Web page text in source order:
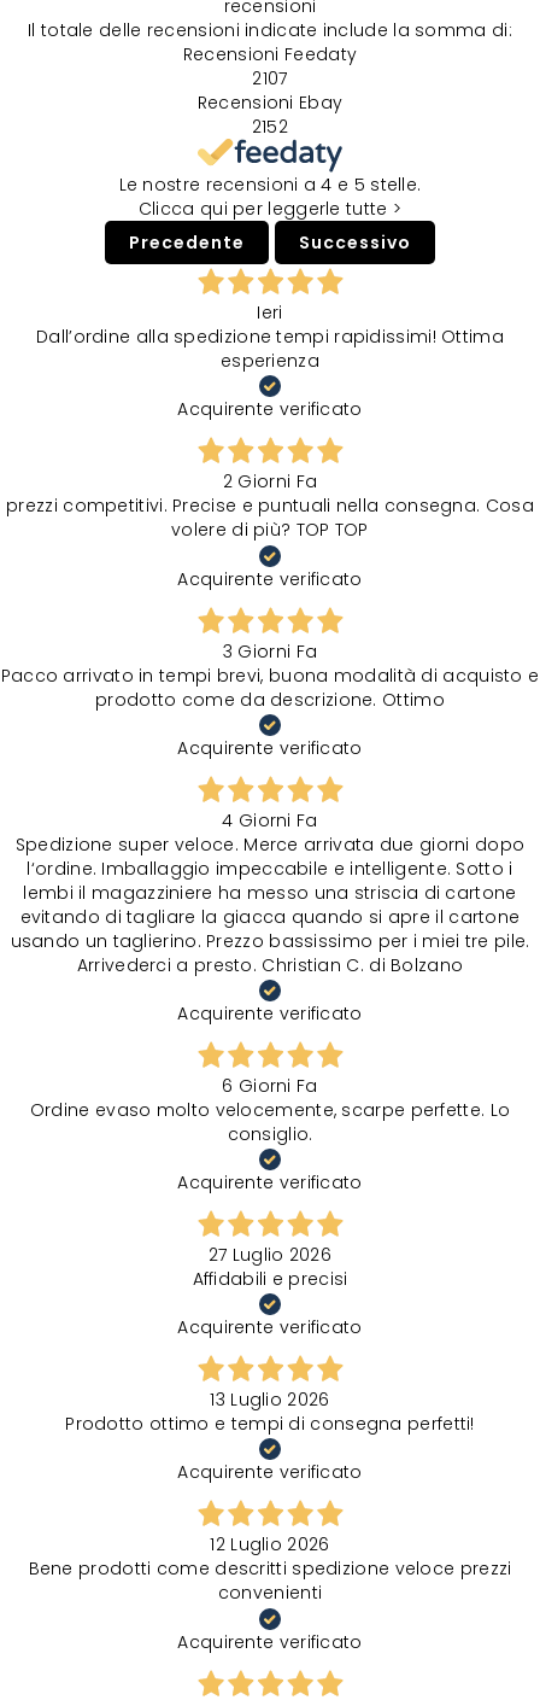
recensioni
Il totale delle recensioni indicate include la somma di:
Recensioni Feedaty
2107
Recensioni Ebay
2152
Le nostre recensioni a 4 e 5 stelle.
Clicca qui per leggerle tutte >
Precedente
Successivo
Ieri
Dall’ordine alla spedizione tempi rapidissimi! Ottima
esperienza
Acquirente verificato
2 Giorni Fa
prezzi competitivi. Precise e puntuali nella consegna. Cosa
volere di più? TOP TOP
Acquirente verificato
3 Giorni Fa
Pacco arrivato in tempi brevi, buona modalità di acquisto e
prodotto come da descrizione. Ottimo
Acquirente verificato
4 Giorni Fa
Spedizione super veloce. Merce arrivata due giorni dopo
l‘ordine. Imballaggio impeccabile e intelligente. Sotto i
lembi il magazziniere ha messo una striscia di cartone
evitando di tagliare la giacca quando si apre il cartone
usando un taglierino. Prezzo bassissimo per i miei tre pile.
Arrivederci a presto. Christian C. di Bolzano
Acquirente verificato
6 Giorni Fa
Ordine evaso molto velocemente, scarpe perfette. Lo
consiglio.
Acquirente verificato
27 Luglio 2026
Affidabili e precisi
Acquirente verificato
13 Luglio 2026
Prodotto ottimo e tempi di consegna perfetti!
Acquirente verificato
12 Luglio 2026
Bene prodotti come descritti spedizione veloce prezzi
convenienti
Acquirente verificato